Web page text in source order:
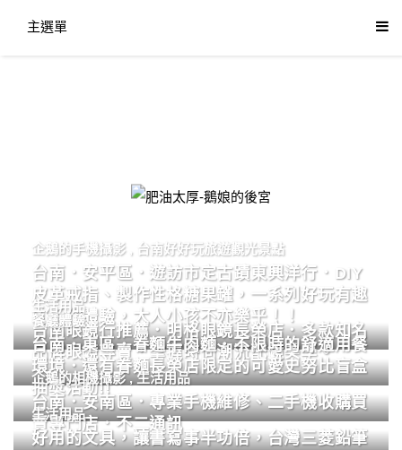
主選單
肥油太厚-鵝娘的後宮
企鵝的手機攝影 台南好好玩旅遊觀光景點
台南．安平區．遊訪市定古蹟東興洋行．DIY
皮革戒指、製作性格糖果罐，一系列好玩有趣
的手作體驗，大人小孩不亦樂乎！！
生活用品
台南眼鏡行推薦．明格眼鏡長榮店．多款知名
品牌眼鏡專賣．掌握時尚潮流配鏡美學。
餐廳體驗
台南．東區．眷麵牛肉麵．不限時的舒適用餐
環境．還有眷麵長榮店限定的可愛史努比盲盒
抽獎活動!!
企鵝的相機攝影,生活用品
台南．安南區．專業手機維修、二手機收購買
賣專門店．不二通訊
生活用品
好用的文具，讓書寫事半功倍，台灣三菱鉛筆